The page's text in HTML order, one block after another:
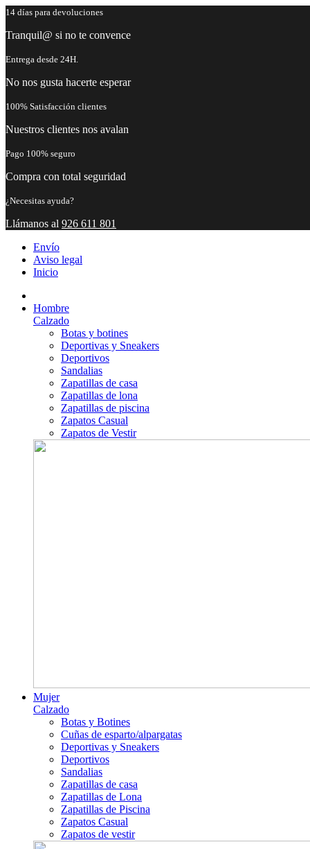
14 días para devoluciones
Tranquil@ si no te convence
Entrega desde 24H.
No nos gusta hacerte esperar
100% Satisfacción clientes
Nuestros clientes nos avalan
Pago 100% seguro
Compra con total seguridad
¿Necesitas ayuda?
Llámanos al 926 611 801
Envío
Aviso legal
Inicio
Hombre
Calzado
Botas y botines
Deportivas y Sneakers
Deportivos
Sandalias
Zapatillas de casa
Zapatillas de lona
Zapatillas de piscina
Zapatos Casual
Zapatos de Vestir
Mujer
Calzado
Botas y Botines
Cuñas de esparto/alpargatas
Deportivas y Sneakers
Deportivos
Sandalias
Zapatillas de casa
Zapatillas de Lona
Zapatillas de Piscina
Zapatos Casual
Zapatos de vestir